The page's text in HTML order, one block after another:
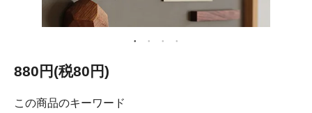
880円(税80円)
この商品のキーワード